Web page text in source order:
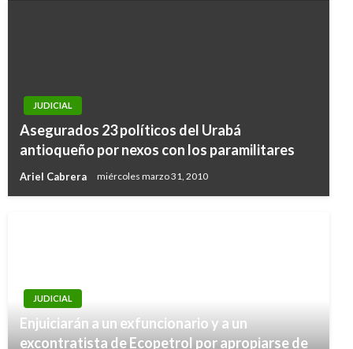
JUDICIAL
Asegurados 23 políticos del Urabá
antioqueño por nexos con los paramilitares
Ariel Cabrera miércoles marzo 31, 2010
JUDICIAL
Enjuiciarán a un exfuncionario y a un
excontratista de Ecopetrol por apropiarse de